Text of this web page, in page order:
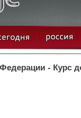
- Курс